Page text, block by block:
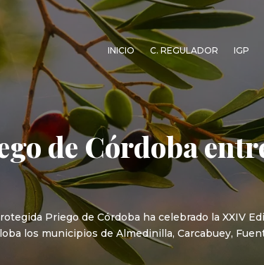
INICIO C. REGULADOR IGP
de Córdoba
Priego de Córdoba ha celebrado la XXIV
los municipios de Almedinilla, Carcabuey,